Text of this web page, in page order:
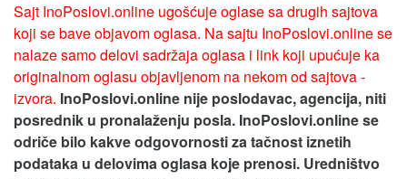
Sajt InoPoslovi.online ugošćuje oglase sa drugih sajtova
koji se bave objavom oglasa. Na sajtu InoPoslovi.online se
nalaze samo delovi sadržaja oglasa i link koji upućuje ka
originalnom oglasu objavljenom na nekom od sajtova -
izvora. InoPoslovi.online nije poslodavac, agencija, niti
posrednik u pronalaženju posla. InoPoslovi.online se
odriče bilo kakve odgovornosti za tačnost iznetih
podataka u delovima oglasa koje prenosi. Uredništvo